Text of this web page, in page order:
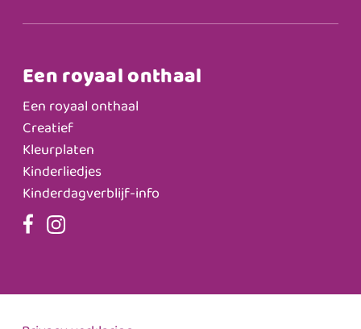
Een royaal onthaal
Een royaal onthaal
Creatief
Kleurplaten
Kinderliedjes
Kinderdagverblijf-info